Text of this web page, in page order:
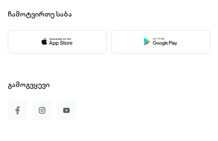
ჩამოტვირთე საბა
გამოგვყევი